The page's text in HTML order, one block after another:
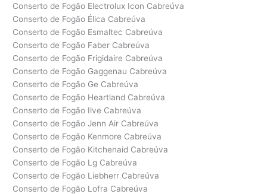
Conserto de Fogão Electrolux Icon Cabreúva
Conserto de Fogão Élica Cabreúva
Conserto de Fogão Esmaltec Cabreúva
Conserto de Fogão Faber Cabreúva
Conserto de Fogão Frigidaire Cabreúva
Conserto de Fogão Gaggenau Cabreúva
Conserto de Fogão Ge Cabreúva
Conserto de Fogão Heartland Cabreúva
Conserto de Fogão Ilve Cabreúva
Conserto de Fogão Jenn Air Cabreúva
Conserto de Fogão Kenmore Cabreúva
Conserto de Fogão Kitchenaid Cabreúva
Conserto de Fogão Lg Cabreúva
Conserto de Fogão Liebherr Cabreúva
Conserto de Fogão Lofra Cabreúva